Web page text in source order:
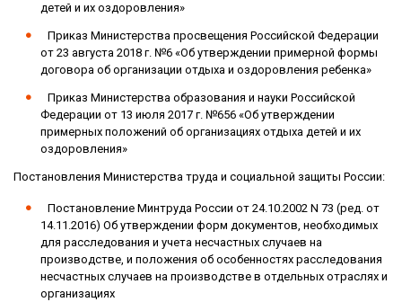
детей и их оздоровления»
Приказ Министерства просвещения Российской Федерации
от 23 августа 2018 г. №6 «Об утверждении примерной формы
договора об организации отдыха и оздоровления ребенка»
Приказ Министерства образования и науки Российской
Федерации от 13 июля 2017 г. №656 «Об утверждении
примерных положений об организациях отдыха детей и их
оздоровления»
Постановления Министерства труда и социальной защиты России:
Постановление Минтруда России от 24.10.2002 N 73 (ред. от
14.11.2016) Об утверждении форм документов, необходимых
для расследования и учета несчастных случаев на
производстве, и положения об особенностях расследования
несчастных случаев на производстве в отдельных отраслях и
организациях